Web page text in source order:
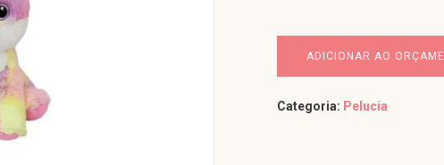
ADICIONAR AO
Categoria: Pelucia